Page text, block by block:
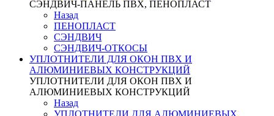
СЭНДВИЧ-ПАНЕЛЬ ПВХ, ПЕНОПЛАСТ
Назад
ПЕНОПЛАСТ
СЭНДВИЧ
СЭНДВИЧ-ОТКОСЫ
УПЛОТНИТЕЛИ ДЛЯ ОКОН ПВХ И
АЛЮМИНИЕВЫХ КОНСТРУКЦИЙ
УПЛОТНИТЕЛИ ДЛЯ ОКОН ПВХ И
АЛЮМИНИЕВЫХ КОНСТРУКЦИЙ
Назад
УПЛОТНИТЕЛИ ДЛЯ АЛЮМИНИЕВЫХ